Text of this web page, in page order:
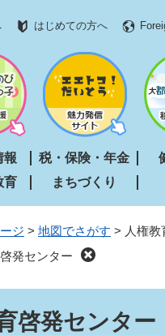
はじめての方へ
報 税・保険・年金
育
まちづくり
ジ > 地図でさがす > 人権
発センター
啓発センター